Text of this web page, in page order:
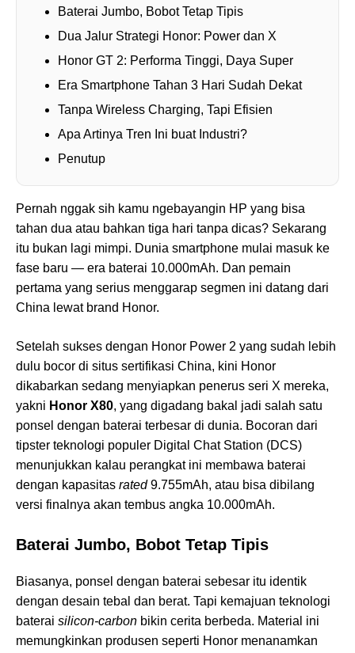
Baterai Jumbo, Bobot Tetap Tipis
Dua Jalur Strategi Honor: Power dan X
Honor GT 2: Performa Tinggi, Daya Super
Era Smartphone Tahan 3 Hari Sudah Dekat
Tanpa Wireless Charging, Tapi Efisien
Apa Artinya Tren Ini buat Industri?
Penutup
Pernah nggak sih kamu ngebayangin HP yang bisa
tahan dua atau bahkan tiga hari tanpa dicas? Sekarang
itu bukan lagi mimpi. Dunia smartphone mulai masuk ke
fase baru — era baterai 10.000mAh. Dan pemain
pertama yang serius menggarap segmen ini datang dari
China lewat brand Honor.
Setelah sukses dengan Honor Power 2 yang sudah lebih
dulu bocor di situs sertifikasi China, kini Honor
dikabarkan sedang menyiapkan penerus seri X mereka,
yakni Honor X80, yang digadang bakal jadi salah satu
ponsel dengan baterai terbesar di dunia. Bocoran dari
tipster teknologi populer Digital Chat Station (DCS)
menunjukkan kalau perangkat ini membawa baterai
dengan kapasitas rated 9.755mAh, atau bisa dibilang
versi finalnya akan tembus angka 10.000mAh.
Baterai Jumbo, Bobot Tetap Tipis
Biasanya, ponsel dengan baterai sebesar itu identik
dengan desain tebal dan berat. Tapi kemajuan teknologi
baterai silicon-carbon bikin cerita berbeda. Material ini
memungkinkan produsen seperti Honor menanamkan